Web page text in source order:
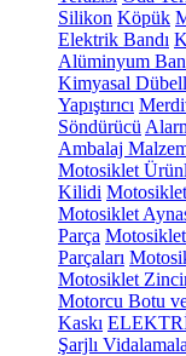
Silikon Köpük
Elektrik Bandı
Alüminyum
Kimyasal
Yapıştırıcı
Söndürücü
Ambalaj
Motosiklet
Kilidi
Motosiklet
Parça
Parçaları
Motosiklet
Motorcu Botu ve
Kaskı
Şarjlı